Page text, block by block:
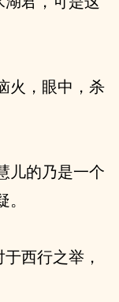
火，眼中，杀
儿的乃是一个
西行之举，